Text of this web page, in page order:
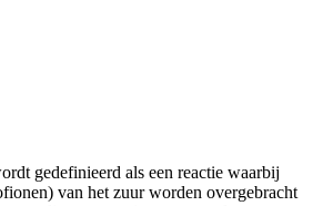
gedefinieerd als een reactie waarbij
van het zuur worden overgebracht